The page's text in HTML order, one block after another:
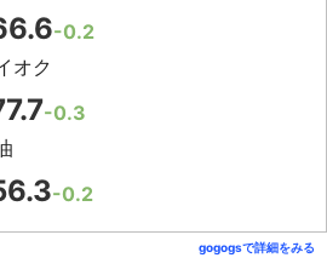
-0.2
オク
-0.3
-0.2
gogogsで詳細をみる